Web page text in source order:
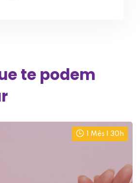
te podem
1 Mês | 30h